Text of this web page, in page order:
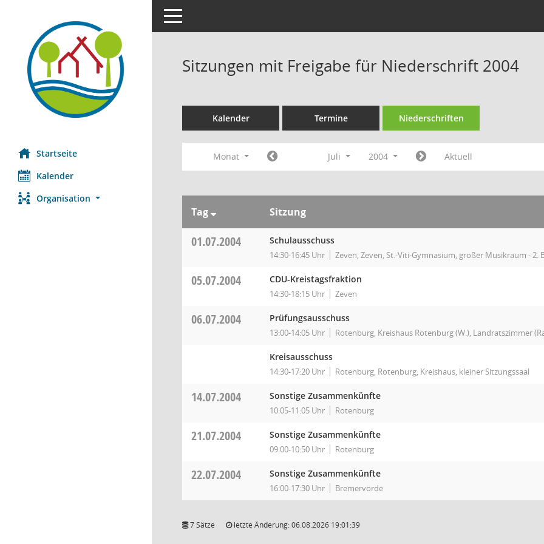
Startseite
Kalender
Organisation
Toggle navigation
Sitzungen mit Freigabe für Niederschrift 2004
Kalender Termine Niederschriften
Monat Juli 2004 Aktuell
Tag Sitzung
01.07.2004 Schulausschuss
14:30-16:45 Uhr Zeven, Zeven, St.-Viti-Gymnasium, großer Musikraum - 2.
05.07.2004 CDU-Kreistagsfraktion
14:30-18:15 Uhr Zeven
06.07.2004 Prüfungsausschuss
13:00-14:05 Uhr Rotenburg, Kreishaus Rotenburg (W.), Landratszimmer
Kreisausschuss
14:30-17:20 Uhr Rotenburg, Rotenburg, Kreishaus, kleiner Sitzungssaal
14.07.2004 Sonstige Zusammenkünfte
10:05-11:05 Uhr Rotenburg
21.07.2004 Sonstige Zusammenkünfte
09:00-10:50 Uhr Rotenburg
22.07.2004 Sonstige Zusammenkünfte
16:00-17:30 Uhr Bremervörde
7 Sätze letzte Änderung: 06.08.2026 19:01:39